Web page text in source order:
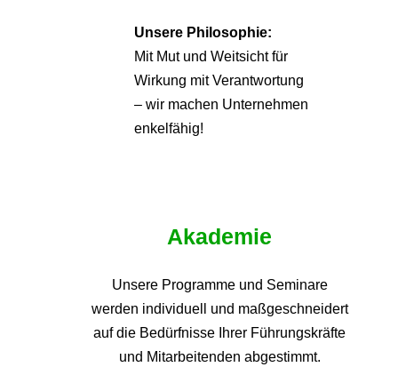
Unsere Philosophie:
Mit Mut und Weitsicht für
Wirkung mit Verantwortung
– wir machen Unternehmen
enkelfähig!
Akademie
Unsere Programme und Seminare
werden individuell und maßgeschneidert
auf die Bedürfnisse Ihrer Führungskräfte
und Mitarbeitenden abgestimmt.